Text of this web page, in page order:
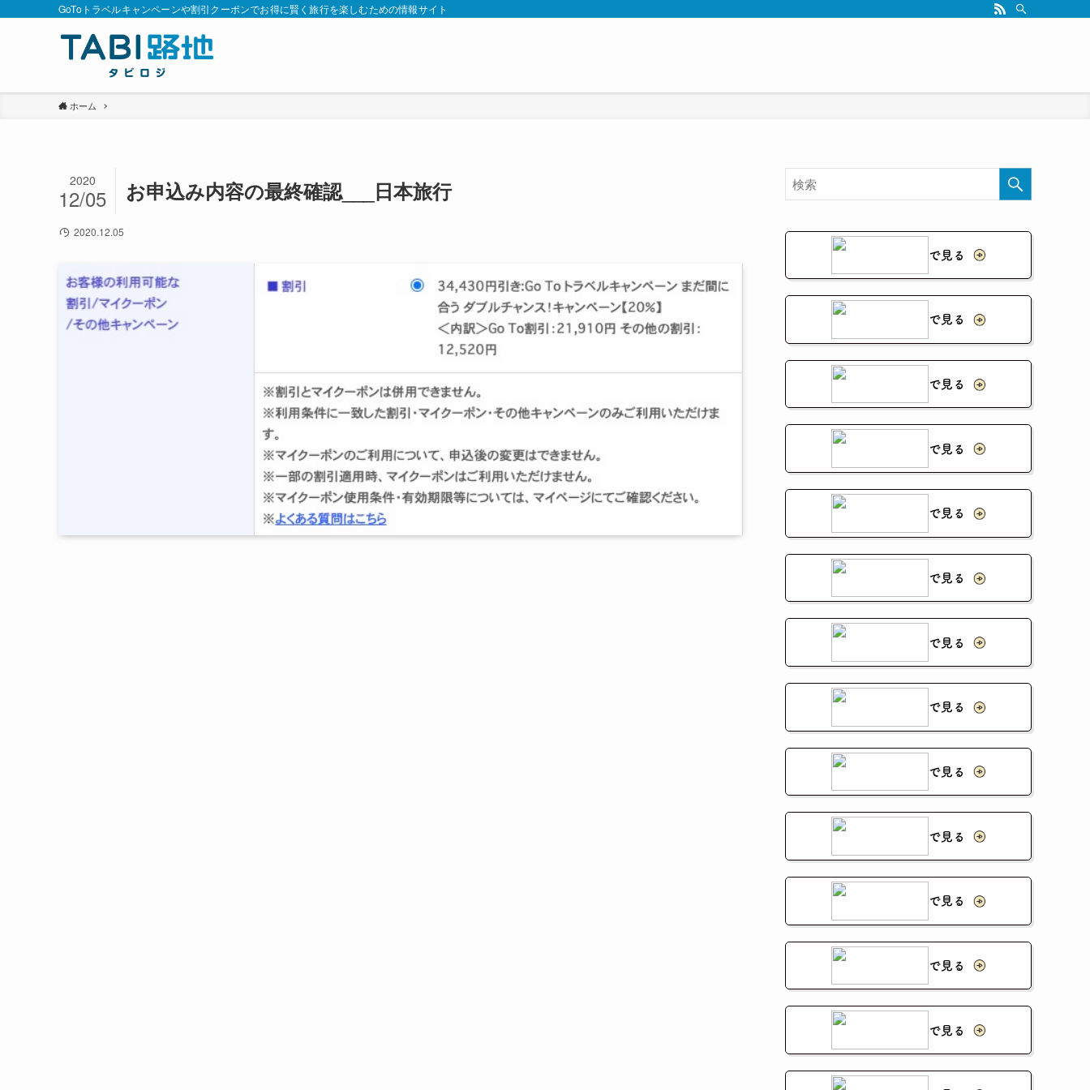
GoToトラベルキャンペーンや割引クーポンでお得に賢く旅行を楽しむための情報サイト
ホーム
お申込み内容の最終確認___日本旅行
2020
12/05
2020.12.05